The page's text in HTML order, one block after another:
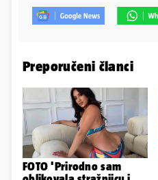
Preporučeni članci
FOTO 'Prirodno sam